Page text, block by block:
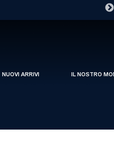
NUOVI ARRIVI IL NOSTRO